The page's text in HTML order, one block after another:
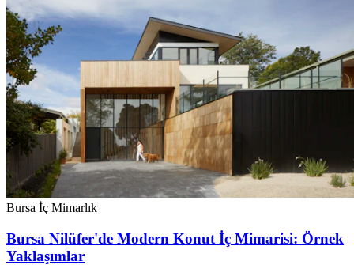
Bursa İç Mimarlık
Bursa Nilüfer'de Modern Konut İç Mimarisi: Örnek
Yaklaşımlar